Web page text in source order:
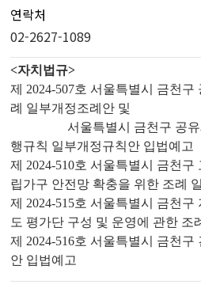
연락처
02-2627-1089
<자치법규>
제 2024-507호 서울특별시 금천
례 일부개정조례안 및
서울특별시 금천구 공유재
행규칙 일부개정규칙안 입법예고
제 2024-510호 서울특별시 금천
립가구 안전망 확충을 위한 조례
제 2024-515호 서울특별시 금천구
도 평가단 구성 및 운영에 관한 조
제 2024-516호 서울특별시 금천구
안 입법예고